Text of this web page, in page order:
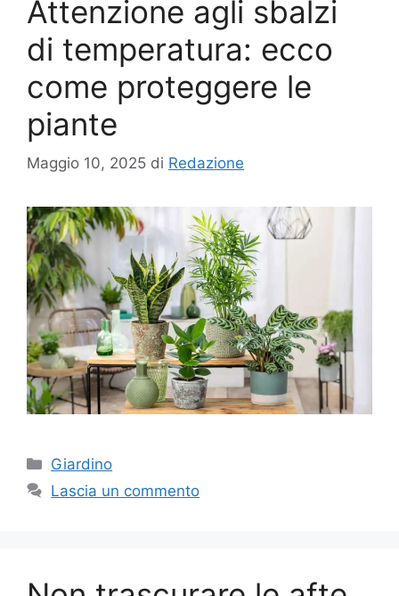
Attenzione agli sbalzi
di temperatura: ecco
come proteggere le
piante
Maggio 10, 2025 di Redazione
Categorie
Giardino
Lascia un commento